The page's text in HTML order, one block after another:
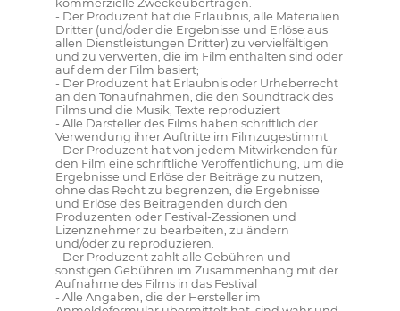
kommerzielle Zweckeübertragen.
- Der Produzent hat die Erlaubnis, alle Materialien
Dritter (und/oder die Ergebnisse und Erlöse aus
allen Dienstleistungen Dritter) zu vervielfältigen
und zu verwerten, die im Film enthalten sind oder
auf dem der Film basiert;
- Der Produzent hat Erlaubnis oder Urheberrecht
an den Tonaufnahmen, die den Soundtrack des
Films und die Musik, Texte reproduziert
- Alle Darsteller des Films haben schriftlich der
Verwendung ihrer Auftritte im Filmzugestimmt
- Der Produzent hat von jedem Mitwirkenden für
den Film eine schriftliche Veröffentlichung, um die
Ergebnisse und Erlöse der Beiträge zu nutzen,
ohne das Recht zu begrenzen, die Ergebnisse
und Erlöse des Beitragenden durch den
Produzenten oder Festival-Zessionen und
Lizenznehmer zu bearbeiten, zu ändern
und/oder zu reproduzieren.
- Der Produzent zahlt alle Gebühren und
sonstigen Gebühren im Zusammenhang mit der
Aufnahme des Films in das Festival
- Alle Angaben, die der Hersteller im